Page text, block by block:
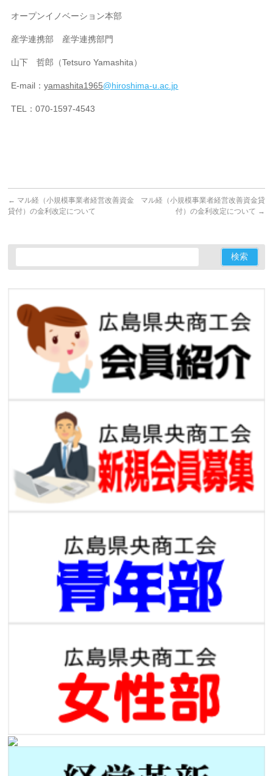
オープンイノベーション本部
産学連携部 産学連携部門
山下 哲郎（Tetsuro Yamashita）
E-mail：yamashita1965@hiroshima-u.ac.jp
TEL：070-1597-4543
← マル経（小規模事業者経営改善資金
貸付）の金利改定について
マル経（小規模事業者経営改善資金貸
付）の金利改定について →